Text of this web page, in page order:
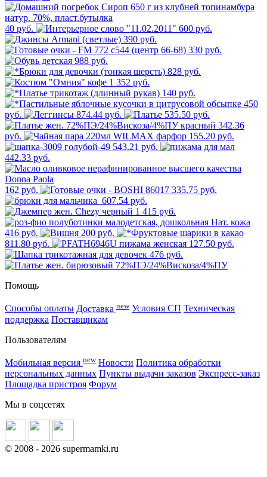
40 руб.
600 руб.
390 руб.
330 руб.
988 руб.
828 руб.
1 352 руб.
140 руб.
450
руб.
874.44 руб.
535.50 руб.
342.36
руб.
155.20 руб.
543.21 руб.
442.33 руб.
162 руб.
335.75 руб.
607.54 руб.
1 415 руб.
416 руб.
200 руб.
811.80 руб.
127.50 руб.
476 руб.
Помощь
Способы оплаты Доставка new Условия СП Техническая
поддержка Поставщикам
Пользователям
Мобильная версия new Новости Политика обработки
персональных данных Пункты выдачи заказов Экспресс-заказ
Площадка пристроя Форум
Мы в соцсетях
© 2008 - 2026 supermamki.ru